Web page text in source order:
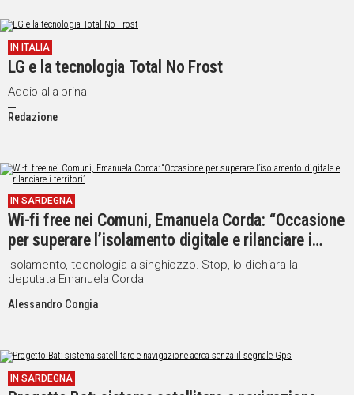
IN ITALIA
LG e la tecnologia Total No Frost
Addio alla brina
Redazione
IN SARDEGNA
Wi-fi free nei Comuni, Emanuela Corda: “Occasione
per superare l’isolamento digitale e rilanciare i
territori”
Isolamento, tecnologia a singhiozzo. Stop, lo dichiara la
deputata Emanuela Corda
Alessandro Congia
IN SARDEGNA